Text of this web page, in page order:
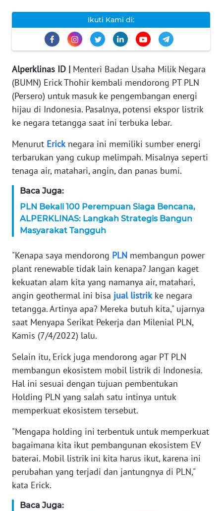
Ikuti Kami di:
Alperklinas ID | Menteri Badan Usaha Milik Negara
(BUMN) Erick Thohir kembali mendorong PT PLN
(Persero) untuk masuk ke pengembangan energi
hijau di Indonesia. Pasalnya, potensi ekspor listrik
ke negara tetangga saat ini terbuka lebar.
Menurut Ericknegara ini memiliki sumber energi
terbarukan yang cukup melimpah. Misalnya seperti
tenaga air, matahari, angin, dan panas bumi.
Baca Juga:
PLN Bekali 100 Perempuan Siaga Bencana,
ALPERKLINAS: Langkah Strategis Bangun
Masyarakat Tangguh
"Kenapa saya mendorong PLN membangun power
plant renewable tidak lain kenapa? Jangan kaget
kekuatan alam kita yang namanya air, matahari,
angin geothermal ini bisa jual listrikke negara
tetangga. Artinya apa? Mereka butuh kita," ujarnya
saat Menyapa Serikat Pekerja dan Milenial PLN,
Kamis (7/4/2022) lalu.
Selain itu, Erick juga mendorong agar PT PLN
membangun ekosistem mobil listrik di Indonesia.
Hal ini sesuai dengan tujuan pembentukan
Holding PLN yang salah satu intinya untuk
memperkuat ekosistem tersebut.
"Mengapa holding ini terbentuk untuk memperkuat
bagaimana kita ikut pembangunan ekosistem EV
baterai. Mobil listrik ini kita harus ikut, karena ini
perubahan yang terjadi dan jantungnya di PLN,"
kata Erick.
Baca Juga:
TENTANG
PEDOMAN
MEDIA
SIBER
REDAKSI
KARIR
DISCLAIMER
Wahana
Regional
WN
WN
JAKARTA
WN
JABAR
BANTEN
WN
NTT
KEPRI
WN
PAPUA
PAPUA